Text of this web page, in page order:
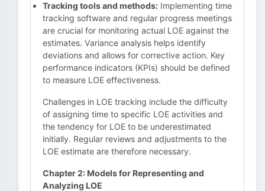
Tracking tools and methods: Implementing time
tracking software and regular progress meetings
are crucial for monitoring actual LOE against the
estimates. Variance analysis helps identify
deviations and allows for corrective action. Key
performance indicators (KPIs) should be defined
to measure LOE effectiveness.
Challenges in LOE tracking include the difficulty
of assigning time to specific LOE activities and
the tendency for LOE to be underestimated
initially. Regular reviews and adjustments to the
LOE estimate are therefore necessary.
Chapter 2: Models for Representing and
Analyzing LOE